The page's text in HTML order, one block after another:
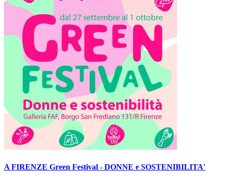
A FIRENZE Green Festival - DONNE e SOSTENIBILITA'